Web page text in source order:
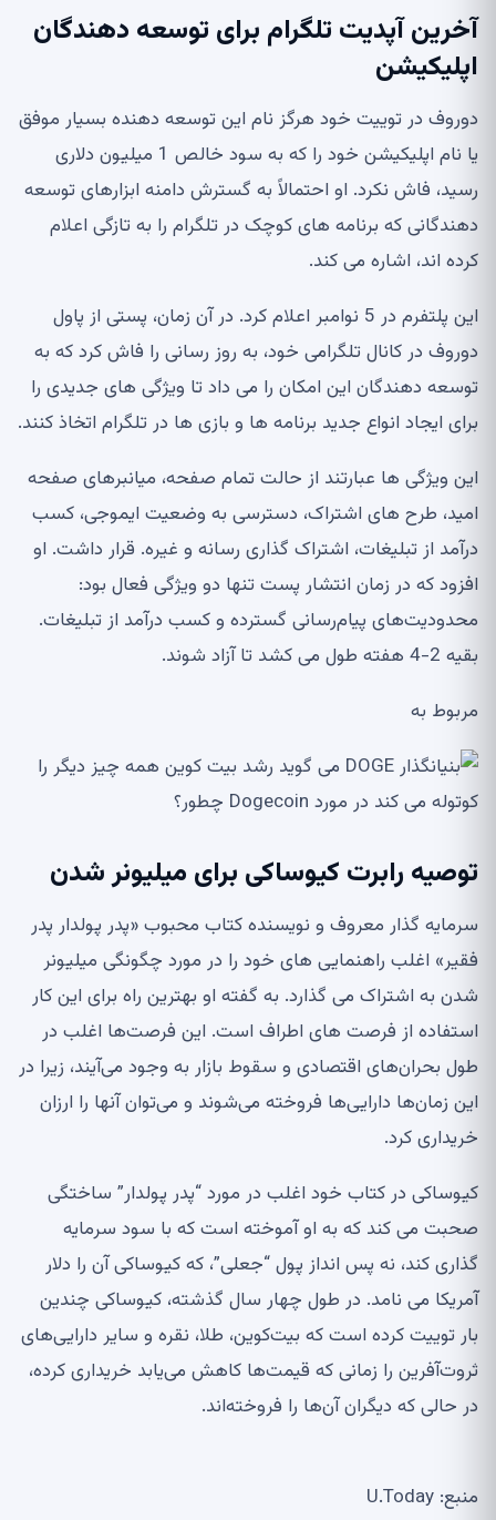
آخرین آپدیت تلگرام برای توسعه دهندگان
اپلیکیشن
دوروف در توییت خود هرگز نام این توسعه دهنده بسیار موفق
یا نام اپلیکیشن خود را که به سود خالص 1 میلیون دلاری
رسید، فاش نکرد. او احتمالاً به گسترش دامنه ابزارهای توسعه
دهندگانی که برنامه های کوچک در تلگرام را به تازگی اعلام
کرده اند، اشاره می کند.
این پلتفرم در 5 نوامبر اعلام کرد. در آن زمان، پستی از پاول
دوروف در کانال تلگرامی خود، به روز رسانی را فاش کرد که به
توسعه دهندگان این امکان را می داد تا ویژگی های جدیدی را
برای ایجاد انواع جدید برنامه ها و بازی ها در تلگرام اتخاذ کنند.
این ویژگی ها عبارتند از حالت تمام صفحه، میانبرهای صفحه
امید، طرح های اشتراک، دسترسی به وضعیت ایموجی، کسب
درآمد از تبلیغات، اشتراک گذاری رسانه و غیره. قرار داشت. او
افزود که در زمان انتشار پست تنها دو ویژگی فعال بود:
محدودیت‌های پیام‌رسانی گسترده و کسب درآمد از تبلیغات.
بقیه 2-4 هفته طول می کشد تا آزاد شوند.
مربوط به
توصیه رابرت کیوساکی برای میلیونر شدن
سرمایه گذار معروف و نویسنده کتاب محبوب «پدر پولدار پدر
فقیر» اغلب راهنمایی های خود را در مورد چگونگی میلیونر
شدن به اشتراک می گذارد. به گفته او بهترین راه برای این کار
استفاده از فرصت های اطراف است. این فرصت‌ها اغلب در
طول بحران‌های اقتصادی و سقوط بازار به وجود می‌آیند، زیرا در
این زمان‌ها دارایی‌ها فروخته می‌شوند و می‌توان آنها را ارزان
خریداری کرد.
کیوساکی در کتاب خود اغلب در مورد “پدر پولدار” ساختگی
صحبت می کند که به او آموخته است که با سود سرمایه
گذاری کند، نه پس انداز پول “جعلی”، که کیوساکی آن را دلار
آمریکا می نامد. در طول چهار سال گذشته، کیوساکی چندین
بار توییت کرده است که بیت‌کوین، طلا، نقره و سایر دارایی‌های
ثروت‌آفرین را زمانی که قیمت‌ها کاهش می‌یابد خریداری کرده،
در حالی که دیگران آن‌ها را فروخته‌اند.
منبع: U.Today